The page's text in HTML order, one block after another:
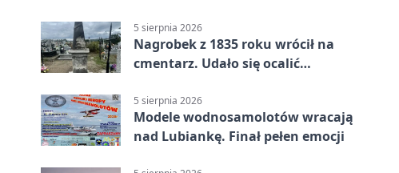
5 sierpnia 2026
Nagrobek z 1835 roku wrócił na
cmentarz. Udało się ocalić
5 sierpnia 2026
Modele wodnosamolotów wracają
nad Lubiankę. Finał pełen emocji